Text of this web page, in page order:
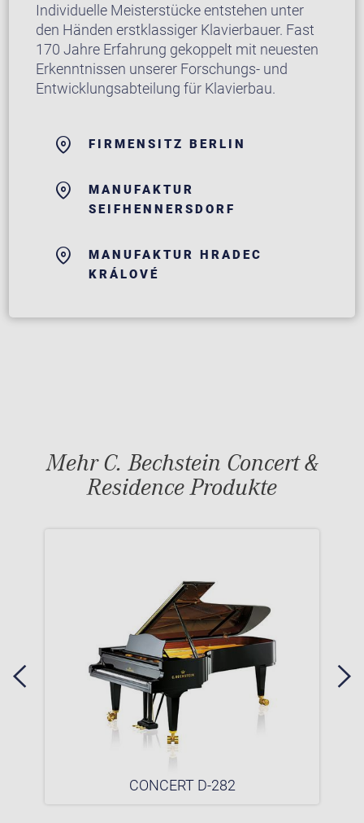
Individuelle Meisterstücke entstehen unter
den Händen erstklassiger Klavierbauer. Fast
170 Jahre Erfahrung gekoppelt mit neuesten
Erkenntnissen unserer Forschungs- und
Entwicklungsabteilung für Klavierbau.
FIRMENSITZ BERLIN
MANUFAKTUR
SEIFHENNERSDORF
MANUFAKTUR HRADEC
KRÁLOVÉ
Mehr C. Bechstein Concert &
Residence Produkte
CONCERT D-282